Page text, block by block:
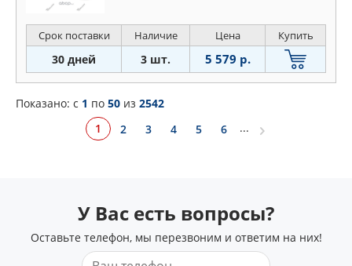
Срок поставки Наличие Цена Купить
30 дней 3 шт. 5 579 р.
Показано: c 1 по 50 из 2542
1
2 3 4 5 6 ...
У Вас есть вопросы?
Оставьте телефон, мы перезвоним и ответим на них!